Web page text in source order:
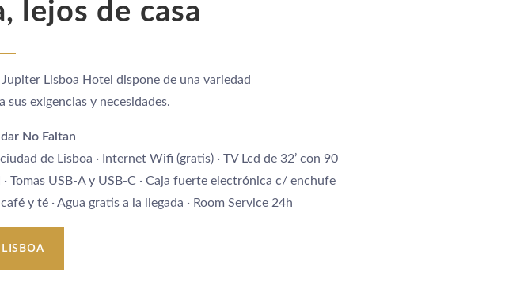
lejos de casa
Lisboa Hotel dispone de una variedad
exigencias y necesidades.
No Faltan
de Lisboa · Internet Wifi (gratis) · TV Lcd de 32’ con 90
Tomas USB-A y USB-C · Caja fuerte electrónica c/ enchufe
y té · Agua gratis a la llegada · Room Service 24h